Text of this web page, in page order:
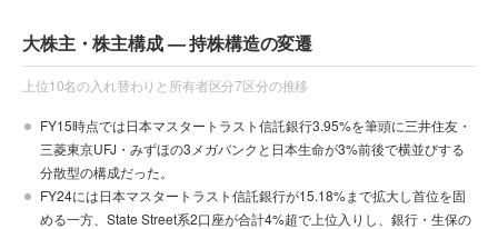
大株主・株主構成 — 持株構造の変遷
上位10名の入れ替わりと所有者区分7区分の推移
FY15時点では日本マスタートラスト信託銀行3.95%を筆頭に三井住友・
三菱東京UFJ・みずほの3メガバンクと日本生命が3%前後で横並びする
分散型の構成だった。
FY24には日本マスタートラスト信託銀行が15.18%まで拡大し首位を固
める一方、State Street系2口座が合計4%超で上位入りし、銀行・生保の